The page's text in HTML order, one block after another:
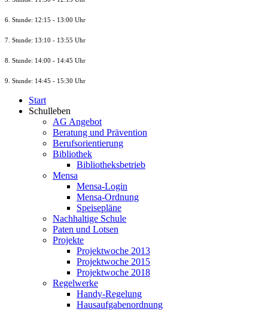
6. Stunde: 12:15 - 13:00 Uhr
7. Stunde: 13:10 - 13:55 Uhr
8. Stunde: 14:00 - 14:45 Uhr
9. Stunde: 14:45 - 15:30 Uhr
Start
Schulleben
AG Angebot
Beratung und Prävention
Berufsorientierung
Bibliothek
Bibliotheksbetrieb
Mensa
Mensa-Login
Mensa-Ordnung
Speisepläne
Nachhaltige Schule
Paten und Lotsen
Projekte
Projektwoche 2013
Projektwoche 2015
Projektwoche 2018
Regelwerke
Handy-Regelung
Hausaufgabenordnung